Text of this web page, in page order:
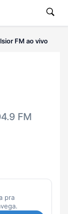
FM ao vivo
FM
pra